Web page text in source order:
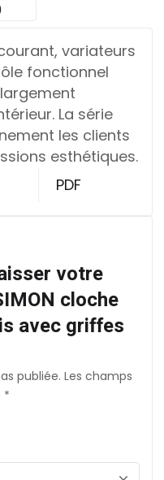
variateurs
fonctionnel
La série
les clients
esthétiques.
PDF
votre
cloche
avec griffes
publiée. Les champs
*